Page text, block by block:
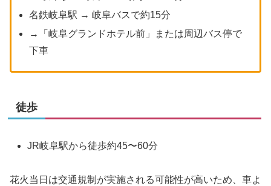
名鉄岐阜駅 → 岐阜バスで約15分
→「岐阜グランドホテル前」または周辺バス停で
下車
徒歩
JR岐阜駅から徒歩約45〜60分
花火当日は交通規制が実施される可能性が高いため、車よ